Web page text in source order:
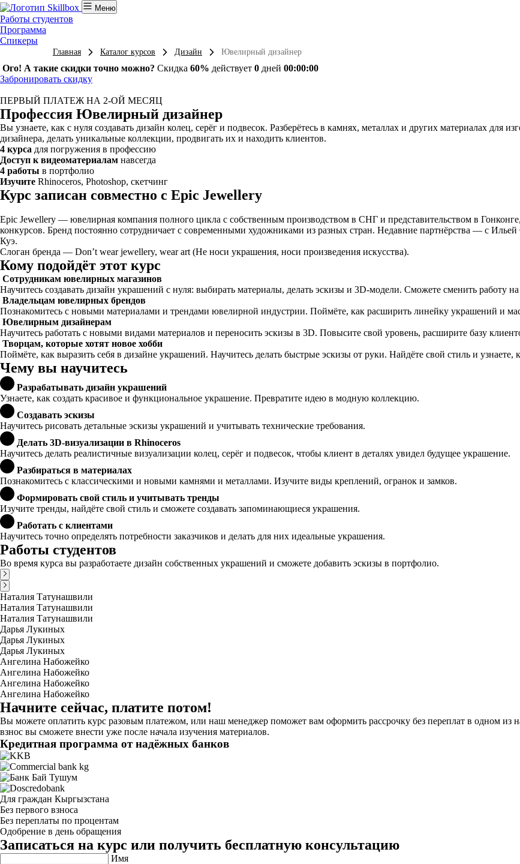
Меню
Работы студентов
Программа
Спикеры
Главная Каталог курсов Дизайн Ювелирный дизайнер
Ого! А такие скидки точно можно? Скидка 60% действует 0 дней 00:00:00
Забронировать скидку
ПЕРВЫЙ ПЛАТЕЖ НА 2-ОЙ МЕСЯЦ
Профессия Ювелирный дизайнер
Вы узнаете, как с нуля создавать дизайн колец, серёг и подвесок. Разберётесь в камнях, металлах и других материалах для
дизайнера, делать уникальные коллекции, продвигать их и находить клиентов.
4 курса для погружения в профессию
Доступ к видеоматериалам навсегда
4 работы в портфолио
Изучите Rhinoceros, Photoshop, скетчинг
Курс записан совместно с Epic Jewellery
Epic Jewellery — ювелирная компания полного цикла с собственным производством в СНГ и представительством в
конкурсов. Бренд постоянно сотрудничает с современными художниками из разных стран. Недавние партнёрства — с
Куэ.
Слоган бренда — Don’t wear jewellery, wear art (Не носи украшения, носи произведения искусства).
Кому подойдёт этот курс
Сотрудникам ювелирных магазинов
Научитесь создавать дизайн украшений с нуля: выбирать материалы, делать эскизы и 3D-модели. Сможете сменить работу
Владельцам ювелирных брендов
Познакомитесь с новыми материалами и трендами ювелирной индустрии. Поймёте, как расширить линейку украшений и
Ювелирным дизайнерам
Научитесь работать с новыми видами материалов и переносить эскизы в 3D. Повысите свой уровень, расширите базу
Творцам, которые хотят новое хобби
Поймёте, как выразить себя в дизайне украшений. Научитесь делать быстрые эскизы от руки. Найдёте свой стиль и узнаете,
Чему вы научитесь
Разрабатывать дизайн украшений
Узнаете, как создать красивое и функциональное украшение. Превратите идею в модную коллекцию.
Создавать эскизы
Научитесь рисовать детальные эскизы украшений и учитывать технические требования.
Делать 3D-визуализации в Rhinoceros
Научитесь делать реалистичные визуализации колец, серёг и подвесок, чтобы клиент в деталях увидел будущее украшение.
Разбираться в материалах
Познакомитесь с классическими и новыми камнями и металлами. Изучите виды креплений, огранок и замков.
Формировать свой стиль и учитывать тренды
Изучите тренды, найдёте свой стиль и сможете создавать запоминающиеся украшения.
Работать с клиентами
Научитесь точно определять потребности заказчиков и делать для них идеальные украшения.
Работы студентов
Во время курса вы разработаете дизайн собственных украшений и сможете добавить эскизы в портфолио.
Наталия Татунашвили
Наталия Татунашвили
Наталия Татунашвили
Дарья Лукиных
Дарья Лукиных
Дарья Лукиных
Ангелина Набожейко
Ангелина Набожейко
Ангелина Набожейко
Ангелина Набожейко
Начните сейчас, платите потом!
Вы можете оплатить курс разовым платежом, или наш менеджер поможет вам оформить рассрочку без переплат в одном из
взнос вы сможете внести уже после начала изучения материалов.
Кредитная программа от надёжных банков
Для граждан Кыргызстана
Без первого взноса
Без переплаты по процентам
Одобрение в день обращения
Записаться на курс или получить бесплатную консультацию
Имя